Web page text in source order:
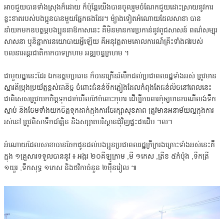
អាចជួយបានទាំងស្រុងក៏ដោយ ក៏ប៉ុន្តែយើងបានចូលរួមចំណែកជួយដោះស្រាយនូវការ
ខ្វះខាតរបស់បងប្អូនបានមួយផ្នែកផងដែរ។ ម៉្យាងទៀតអំណោយដែលសាខា បាន
នាំយកមកឧបត្ថម្ភបងប្អូននាឱកាសនេះ គឺមិនមានការប្រកាន់នូវពូជសាសន៍ ពណ៌សម្បុរ
សាសនា ឬនិន្នាការនយោបាយអ្វីឡើយ គឺអនុវត្តតាមគោលការណ៍គ្រឹះទាំង៧របស់
ចលនាអន្តរជាតិកាកបាទក្រហម អឌ្ឍចន្ទក្រហម ។
ជាមួយគ្នានេះដែរ ឯកឧត្តមប្រធាន ក៏បានក្រើនរំលឹកដល់ប្រជាពលរដ្ឋទាំងអស់ ត្រូវមាន
ស្មារតីប្រុងប្រយ័ត្នខ្ពស់ជានិច្ច ចំពោះជំនន់ទឹកភ្លៀងដែលកំពុងតែជន់លិចនៅពេលនេះ
ជាពិសេសត្រូវយកចិត្តទុកដាក់មើលថែចំពោះកុមារ ដើម្បីការពារកុំឲ្យមានករណីលង់ទឹក
ស្លាប់ និងថែមទាំងយកចិត្តទុកដាក់ក្នុងការថែរក្សាសុខភាព ត្រូវមានអនាម័យល្អក្នុងការ
រស់នៅ ត្រូវពិសាទឹកដាំឆ្អិន និងសម្អាតបរិស្ថានជុំវិញផ្ទះជាដើម ។ល។
អំណោយដែលសាខាបានចែកជូនដល់បងប្អូនប្រជាពលរដ្ឋក្រីក្ររងគ្រោះទាំងអស់នេះគឺ
ក្នុង ១គ្រួសារទទួលបាននូវ ៖ អង្ករ ២០គីឡូក្រាម ,មី ១កេស ,ត្រីខ ៥កំប៉ុង ,ទឹកត្រី
១យួរ ,ទឹកសុទ្ធ ១កេស និងថវិកាចំនួន ២ម៉ឺនរៀល ៕